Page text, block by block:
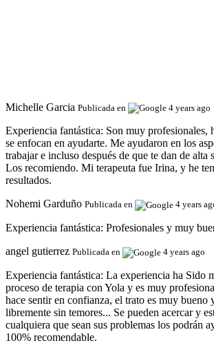
Michelle Garcia Publicada en 4 years ago
Experiencia fantástica: Son muy profesionales,
se enfocan en ayudarte. Me ayudaron en los
trabajar e incluso después de que te dan de alta
Los recomiendo. Mi terapeuta fue Irina, y he
resultados.
Nohemi Garduño Publicada en 4 years
Experiencia fantástica: Profesionales y muy
angel gutierrez Publicada en 4 years ago
Experiencia fantástica: La experiencia ha Sido
proceso de terapia con Yola y es muy
hace sentir en confianza, el trato es muy bueno
libremente sin temores... Se pueden acercar y
cualquiera que sean sus problemas los podrán
100% recomendable.